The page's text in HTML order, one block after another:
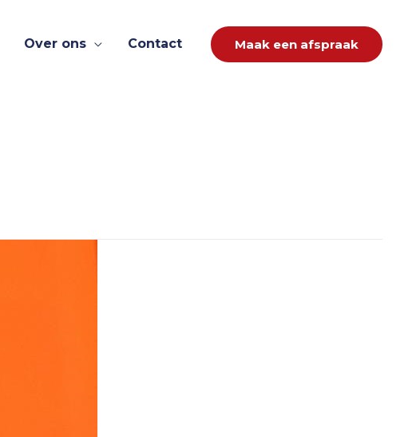
Over ons Contact Maak een afspraak